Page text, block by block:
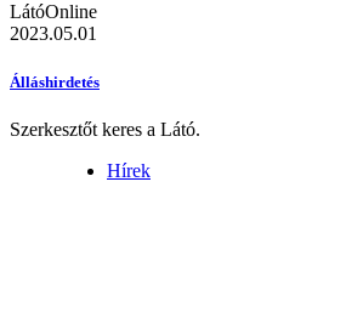
LátóOnline
2023.05.01
Álláshirdetés
Szerkesztőt keres a Látó.
Hírek